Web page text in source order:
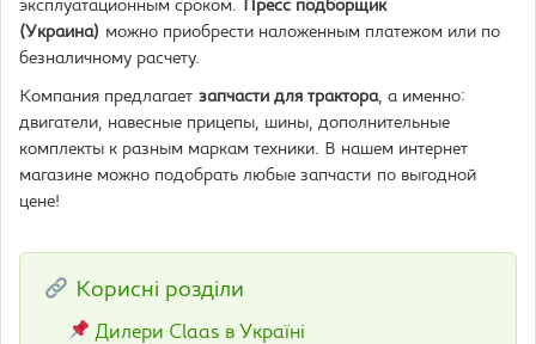
эксплуатационным сроком. Пресс подборщик
(Украина) можно приобрести наложенным платежом или по
безналичному расчету.
Компания предлагает запчасти для трактора, а именно:
двигатели, навесные прицепы, шины, дополнительные
комплекты к разным маркам техники. В нашем интернет
магазине можно подобрать любые запчасти по выгодной
цене!
Корисні розділи
Дилери Claas в Україні